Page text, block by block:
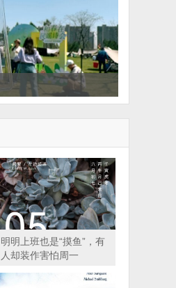
明明上班也是“摸鱼”，有
人却装作害怕周一